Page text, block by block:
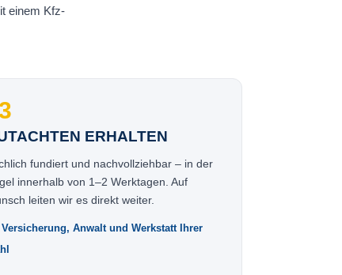
einem Kfz-
ERHALTEN
fundiert und nachvollziehbar – in der
innerhalb von 1–2 Werktagen. Auf
leiten wir es direkt weiter.
Anwalt und Werkstatt Ihrer